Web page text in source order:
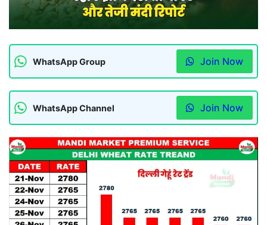
WhatsApp Group Join Now
WhatsApp Channel Join Now